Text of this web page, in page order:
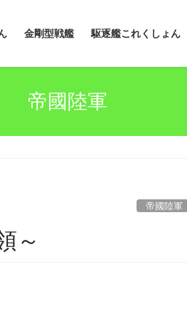
金剛型戦艦 駆逐艦これくしょん
帝國陸軍
帝國陸軍
～